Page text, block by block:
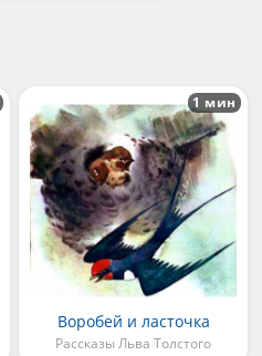
Воробей и ласточка
Рассказы Льва Толстого
1 мин